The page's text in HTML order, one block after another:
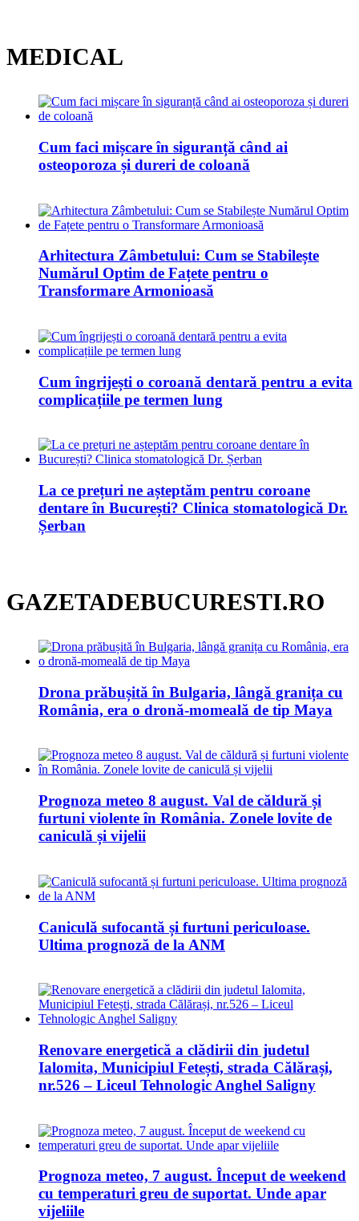
MEDICAL
Cum faci mișcare în siguranță când ai
osteoporoza și dureri de coloană
Arhitectura Zâmbetului: Cum se Stabilește
Numărul Optim de Fațete pentru o
Transformare Armonioasă
Cum îngrijești o coroană dentară pentru a evita
complicațiile pe termen lung
La ce prețuri ne așteptăm pentru coroane
dentare în București? Clinica stomatologică Dr.
Șerban
GAZETADEBUCURESTI.RO
Drona prăbușită în Bulgaria, lângă granița cu
România, era o dronă-momeală de tip Maya
Prognoza meteo 8 august. Val de căldură și
furtuni violente în România. Zonele lovite de
caniculă și vijelii
Caniculă sufocantă și furtuni periculoase.
Ultima prognoză de la ANM
Renovare energetică a clădirii din judetul
Ialomita, Municipiul Fetești, strada Călărași,
nr.526 – Liceul Tehnologic Anghel Saligny
Prognoza meteo, 7 august. Început de weekend
cu temperaturi greu de suportat. Unde apar
vijeliile